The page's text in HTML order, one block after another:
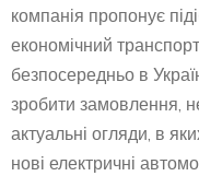
компанія пропонує
економічний
безпосередньо в
зробити замовлення,
актуальні огляди, в
нові електричні